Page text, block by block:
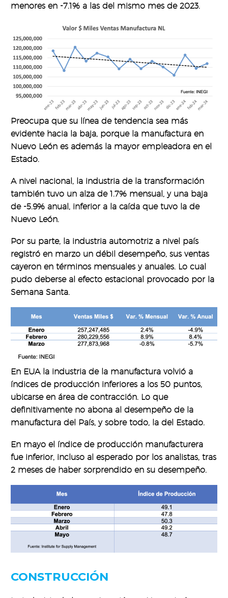
menores en -7.1% a las del mismo mes de 2023.
Preocupa que su línea de tendencia sea más
evidente hacia la baja, porque la manufactura en
Nuevo León es además la mayor empleadora en el
Estado.
A nivel nacional, la industria de la transformación
también tuvo un alza de 1.7% mensual, y una baja
de -5.9% anual, inferior a la caída que tuvo la de
Nuevo León.
Por su parte, la industria automotriz a nivel país
registró en marzo un débil desempeño, sus ventas
cayeron en términos mensuales y anuales. Lo cual
pudo deberse al efecto estacional provocado por la
Semana Santa.
En EUA la industria de la manufactura volvió a
índices de producción inferiores a los 50 puntos,
ubicarse en área de contracción. Lo que
definitivamente no abona al desempeño de la
manufactura del País, y sobre todo, la del Estado.
En mayo el índice de producción manufacturera
fue inferior, incluso al esperado por los analistas, tras
2 meses de haber sorprendido en su desempeño.
CONSTRUCCIÓN